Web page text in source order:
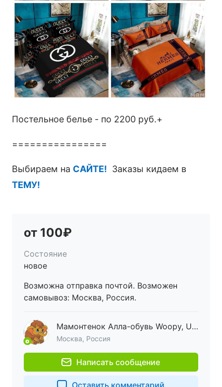
Постельное белье - по 2200 руб.+
================
Выбираем на САЙТЕ! Заказы кидаем в
ТЕМУ!
от 100₽
Состояние
новое
Возможна отправка почтой. Возможен
самовывоз: Москва, Россия.
Мамонтенок Алла-обувь Woopy, Ugg
Москва, Россия
Написать сообщение